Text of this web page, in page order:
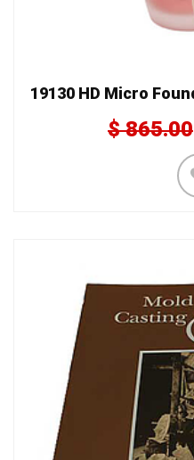
19130 HD Micro
$865.00